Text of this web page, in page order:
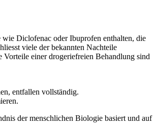
wie Diclofenac oder Ibuprofen enthalten, die
viele der bekannten Nachteile
einer drogeriefreien Behandlung sind
entfallen vollständig.
der menschlichen Biologie basiert und auf